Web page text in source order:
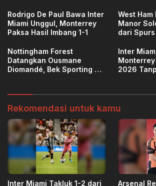
Rodrigo De Paul Bawa Inter
Miami Unggul, Monterrey
Paksa Hasil Imbang 1-1
West Ham
Manor
dari Spurs
Nottingham Forest
Datangkan Ousmane
Diomandé, Bek Sporting CP
Inter
2026
Rekomendasi untuk kamu
Inter Miami Takluk 1-2 dari Arsenal